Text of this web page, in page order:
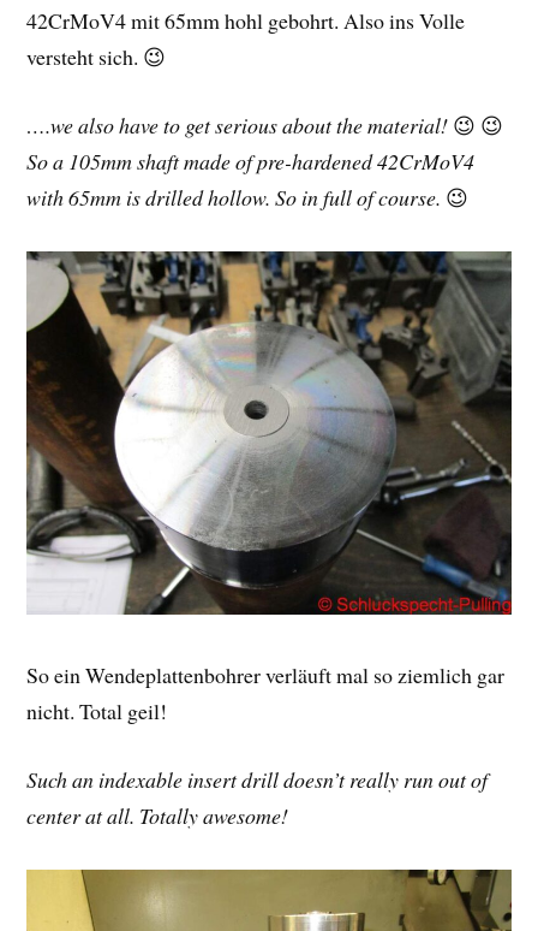
42CrMoV4 mit 65mm hohl gebohrt. Also ins Volle
versteht sich. 😉
….we also have to get serious about the material! 😉 😉
So a 105mm shaft made of pre-hardened 42CrMoV4
with 65mm is drilled hollow. So in full of course. 😉
So ein Wendeplattenbohrer verläuft mal so ziemlich gar
nicht. Total geil!
Such an indexable insert drill doesn’t really run out of
center at all. Totally awesome!